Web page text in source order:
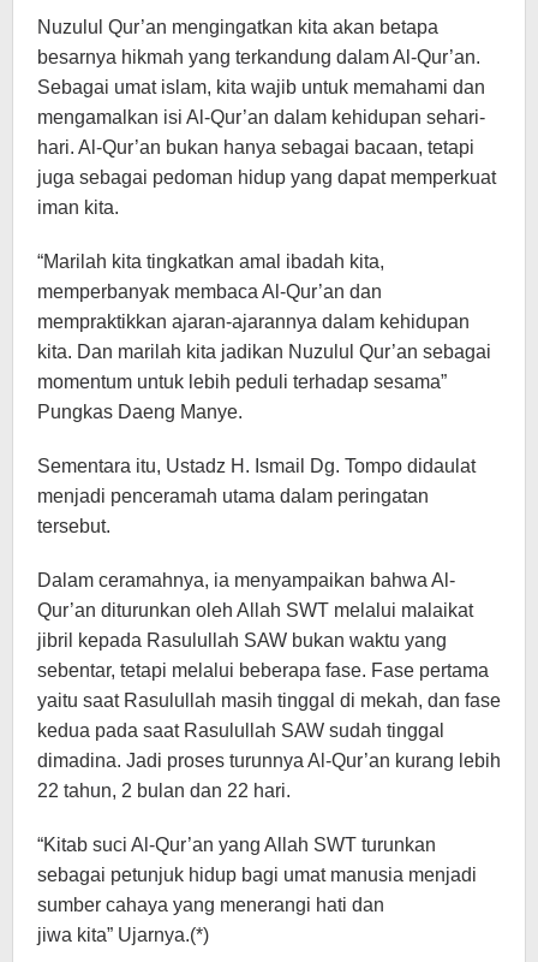
Nuzulul Qur’an mengingatkan kita akan betapa
besarnya hikmah yang terkandung dalam Al-Qur’an.
Sebagai umat islam, kita wajib untuk memahami dan
mengamalkan isi Al-Qur’an dalam kehidupan sehari-
hari. Al-Qur’an bukan hanya sebagai bacaan, tetapi
juga sebagai pedoman hidup yang dapat memperkuat
iman kita.
“Marilah kita tingkatkan amal ibadah kita,
memperbanyak membaca Al-Qur’an dan
mempraktikkan ajaran-ajarannya dalam kehidupan
kita. Dan marilah kita jadikan Nuzulul Qur’an sebagai
momentum untuk lebih peduli terhadap sesama”
Pungkas Daeng Manye.
Sementara itu, Ustadz H. Ismail Dg. Tompo didaulat
menjadi penceramah utama dalam peringatan
tersebut.
Dalam ceramahnya, ia menyampaikan bahwa Al-
Qur’an diturunkan oleh Allah SWT melalui malaikat
jibril kepada Rasulullah SAW bukan waktu yang
sebentar, tetapi melalui beberapa fase. Fase pertama
yaitu saat Rasulullah masih tinggal di mekah, dan fase
kedua pada saat Rasulullah SAW sudah tinggal
dimadina. Jadi proses turunnya Al-Qur’an kurang lebih
22 tahun, 2 bulan dan 22 hari.
“Kitab suci Al-Qur’an yang Allah SWT turunkan
sebagai petunjuk hidup bagi umat manusia menjadi
sumber cahaya yang menerangi hati dan
jiwa kita” Ujarnya.(*)